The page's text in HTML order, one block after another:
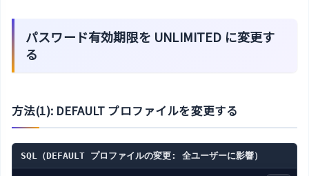
パスワード有効期限を UNLIMITED に変更す
る
方法(1): DEFAULT プロファイルを変更する
SQL（DEFAULT プロファイルの変更: 全ユーザーに影響）